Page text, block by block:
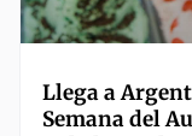
Llega a
Semana del